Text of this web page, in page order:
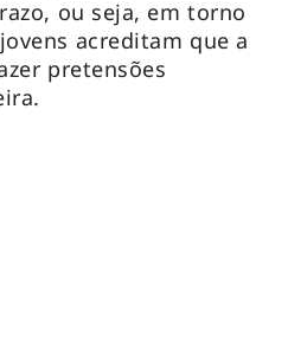
ou seja, em torno
acreditam que a
pretensões